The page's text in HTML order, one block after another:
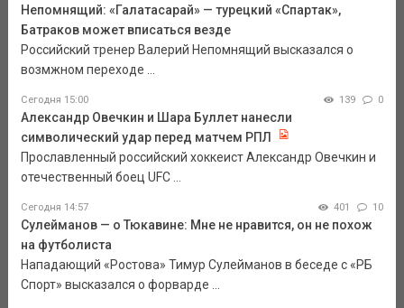
Непомнящий: «Галатасарай» — турецкий «Спартак»,
Батраков может вписаться везде
Российский тренер Валерий Непомнящий высказался о
возмжном переходе ...
Сегодня 15:00 139 0
Александр Овечкин и Шара Буллет нанесли
символический удар перед матчем РПЛ
Прославленный российский хоккеист Александр Овечкин и
отечественный боец UFC ...
Сегодня 14:57 401 10
Сулейманов — о Тюкавине: Мне не нравится, он не похож
на футболиста
Нападающий «Ростова» Тимур Сулейманов в беседе с «РБ
Спорт» высказался о форварде ...